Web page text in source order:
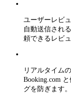
ユーザーレビ
自動送信され
頼できるレビ
リアルタイム
Booking.com
グを防ぎます。